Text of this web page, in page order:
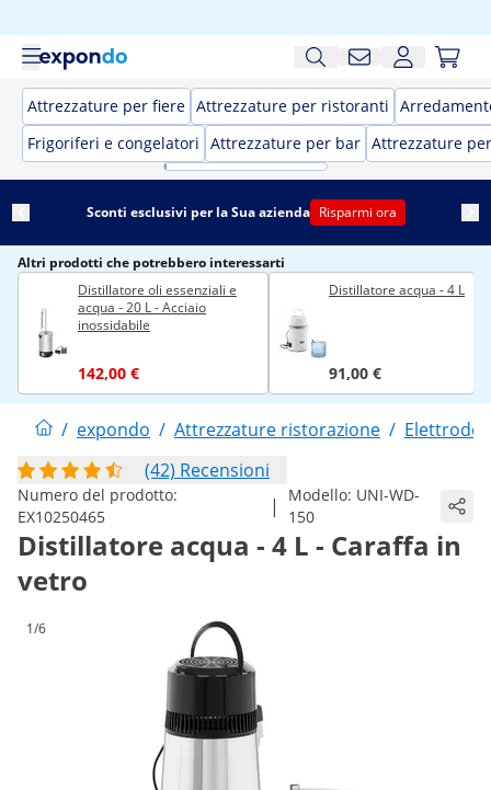
Attrezzature per fiere Attrezzature per ristoranti
Frigoriferi e congelatori Attrezzature per bar Attrezzature
Sconti esclusivi per la Sua azienda Risparmi ora
Altri prodotti che potrebbero interessarti
Distillatore oli essenziali e
acqua - 20 L - Acciaio
inossidabile
142,00 €
Distillatore acqua - 4 L
91,00 €
/ expondo / Attrezzature ristorazione /
(42) Recensioni
Numero del prodotto:
EX10250465
| Modello: UNI-WD-
150
Distillatore acqua - 4 L - Caraffa in
vetro
1/6